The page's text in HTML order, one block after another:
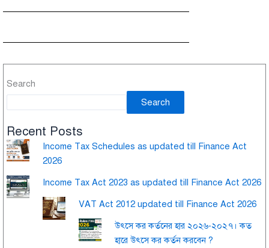
Search
Search
Recent Posts
Income Tax Schedules as updated till Finance Act
2026
Income Tax Act 2023 as updated till Finance Act 2026
VAT Act 2012 updated till Finance Act 2026
উৎসে কর কর্তনের হার ২০২৬-২০২৭। কত
হারে উৎসে কর কর্তন করবেন ?